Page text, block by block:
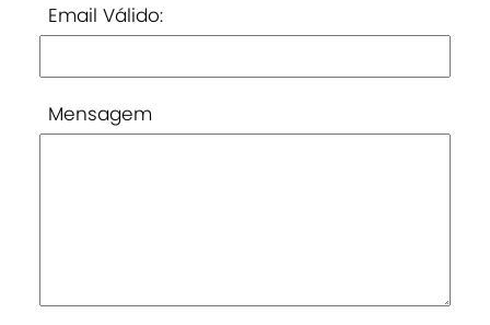
Email Válido:
Mensagem